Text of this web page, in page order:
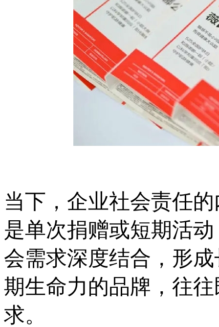
当下，企业社会责任
是单次捐赠或短期活
会需求深度结合，形
期生命力的品牌，往
求。